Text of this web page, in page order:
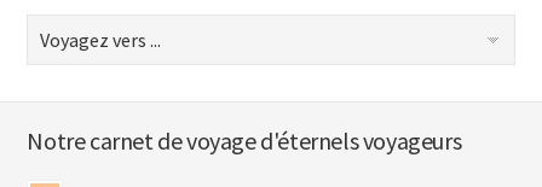
Notre carnet de voyage d'éternels voyageurs